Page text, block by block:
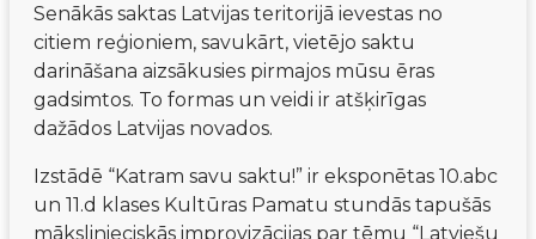
Senākās saktas Latvijas teritorijā ievestas no
citiem reģioniem, savukārt, vietējo saktu
darināšana aizsākusies pirmajos mūsu ēras
gadsimtos. To formas un veidi ir atšķirīgas
dažādos Latvijas novados.
Izstādē “Katram savu saktu!” ir eksponētas 10.abc
un 11.d klases Kultūras Pamatu stundās tapušās
mākslinieciskās improvizācijas par tēmu “Latviešu